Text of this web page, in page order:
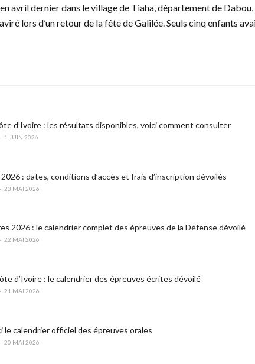
avril dernier dans le village de Tiaha, département de
lors d’un retour de la fête de Galilée. Seuls cinq enfants
d’Ivoire : les résultats disponibles, voici comment consulter
1 JUIN 2026
: dates, conditions d’accès et frais d’inscription dévoilés
23 MAI 2026
2026 : le calendrier complet des épreuves de la Défense dévoilé
22 MAI 2026
d’Ivoire : le calendrier des épreuves écrites dévoilé
21 MAI 2026
le calendrier officiel des épreuves orales
20 MAI 2026